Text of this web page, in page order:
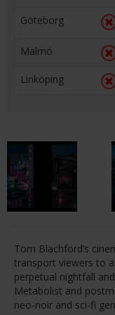
Göteborg
Malmö
Linköping
Tom Blachford’s
transport viewers to
perpetual nightfall
Metabolist and
neo-noir and sci-fi